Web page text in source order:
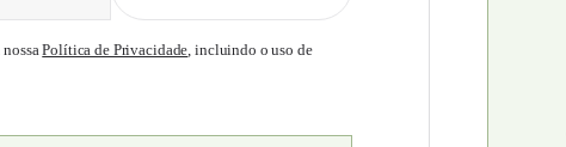
nossaPolítica de Privacidade, incluindo o uso de